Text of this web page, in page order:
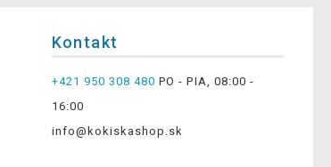
Kontakt
+421 950 308 480 PO - PIA, 08:00 -
16:00
info@kokiskashop.sk